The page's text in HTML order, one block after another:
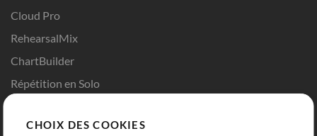
Cloud Pro
RehearsalMix
ChartBuilder
Répétition en Solo
Modèles ProPresenter
CHOIX DES COOKIES